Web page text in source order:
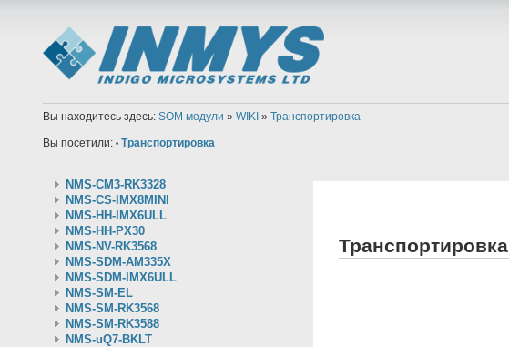
Вы находитесь здесь: SOM модули » WIKI » Транспортировка
Вы посетили: • Транспортировка
NMS-CM3-RK3328
NMS-CS-IMX8MINI
NMS-HH-IMX6ULL
NMS-HH-PX30
NMS-NV-RK3568
NMS-SDM-AM335X
NMS-SDM-IMX6ULL
NMS-SM-EL
NMS-SM-RK3568
NMS-SM-RK3588
NMS-uQ7-BKLT
Транспортировка